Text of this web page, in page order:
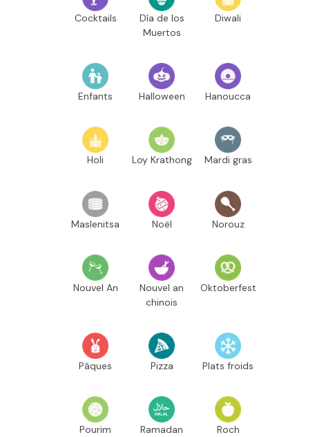
Cocktails
Día de los
Muertos
Diwali
Enfants Halloween Hanoucca
Holi Loy Krathong Mardi gras
Maslenitsa Noël Norouz
Nouvel An
Nouvel an
chinois
Oktoberfest
Pâques Pizza Plats froids
Pourim Ramadan Roch